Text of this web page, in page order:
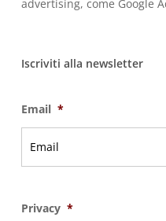
advertising, come Google
Iscriviti alla newsletter
Email *
Privacy *